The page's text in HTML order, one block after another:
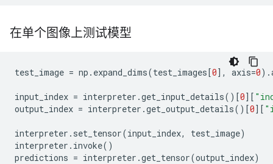
在单个图像上测试模型
test_image = np . expand_dims(test_images[0], axis=0).
input_index = interpreter .get_input_details()[0][
output_index = interpreter .get_output_details()[0][
interpreter . set_tensor(input_index, test_image)
interpreter . invoke()
predictions = interpreter .get_tensor(output_index)